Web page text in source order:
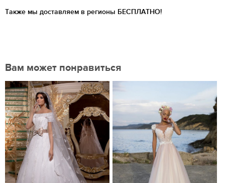
Также мы доставляем в регионы БЕСПЛАТНО!
Вам может понравиться
Нравится